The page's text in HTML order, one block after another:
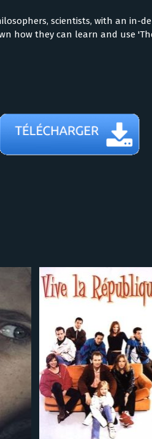
scientists, with an in-
how they can learn and use